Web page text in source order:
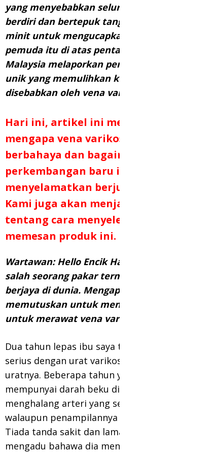
yang menyebabkan seluruh dewan pakar
berdiri dan bertepuk tangan selama lebih 10
minit untuk mengucapkan tahniah kepada
pemuda itu di atas pentas. Pakar muda
Malaysia melaporkan penemuan kaedah
unik yang memulihkan kerosakan yang
disebabkan oleh vena varikos.
Hari ini, artikel ini menerangkan
mengapa vena varikos sangat
berbahaya dan bagaimana
perkembangan baru ini boleh
menyelamatkan berjuta-juta nyawa.
Kami juga akan menjawab soalan
tentang cara menyelenggara dan
memesan produk ini.
Wartawan: Hello Encik Hafiz, anda adalah
salah seorang pakar termuda dan paling
berjaya di dunia. Mengapa anda
memutuskan untuk mengabdikan diri
untuk merawat vena varikos?
Dua tahun lepas ibu saya terdapat masalah
serius dengan urat varikos. Darah beku dalam
uratnya. Beberapa tahun yang lalu, ibu saya
mempunyai darah beku di kakinya yang
menghalang arteri yang sedang terbentuk,
walaupun penampilannya sentiasa cantik.
Tiada tanda sakit dan lama. Pernah sekali ibu
mengadu bahawa dia mengalami kebas pada